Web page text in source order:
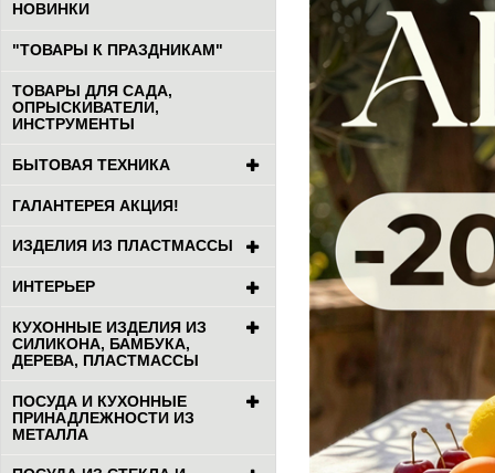
НОВИНКИ
"ТОВАРЫ К ПРАЗДНИКАМ"
ТОВАРЫ ДЛЯ САДА,
ОПРЫСКИВАТЕЛИ,
ИНСТРУМЕНТЫ
БЫТОВАЯ ТЕХНИКА
ГАЛАНТЕРЕЯ АКЦИЯ!
ИЗДЕЛИЯ ИЗ ПЛАСТМАССЫ
ИНТЕРЬЕР
КУХОННЫЕ ИЗДЕЛИЯ ИЗ
СИЛИКОНА, БАМБУКА,
ДЕРЕВА, ПЛАСТМАССЫ
ПОСУДА И КУХОННЫЕ
ПРИНАДЛЕЖНОСТИ ИЗ
МЕТАЛЛА